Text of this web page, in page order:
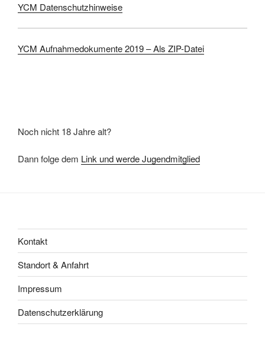
YCM Datenschutzhinweise
YCM Aufnahmedokumente 2019 – Als ZIP-Datei
Noch nicht 18 Jahre alt?
Dann folge dem Link und werde Jugendmitglied
Kontakt
Standort & Anfahrt
Impressum
Datenschutzerklärung